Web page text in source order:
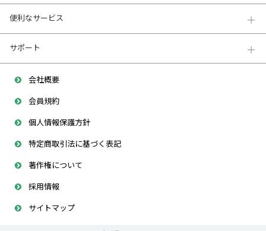
便利なサービス
サポート
会社概要
会員規約
個人情報保護方針
特定商取引法に基づく表記
著作権について
採用情報
サイトマップ